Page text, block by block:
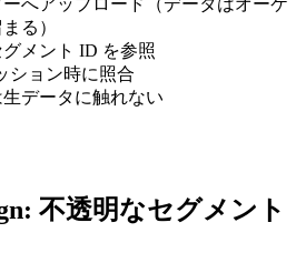
へアップロード（データはオーケ
る）
メント ID を参照
ション時に照合
データに触れない
不透明なセグメント